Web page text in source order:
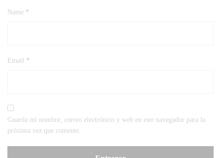
Name *
Email *
Guarda mi nombre, correo electrónico y web en este navegador para la
próxima vez que comente.